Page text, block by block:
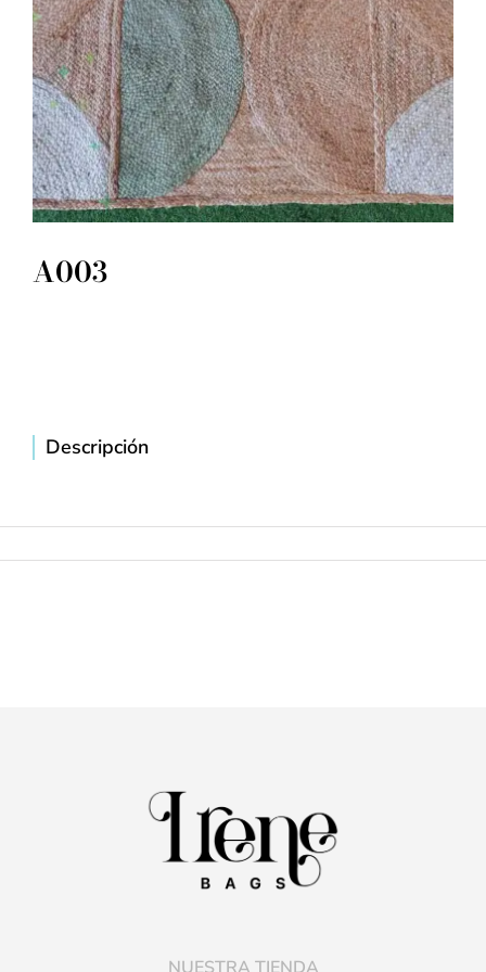
A003
Descripción
NUESTRA TIENDA